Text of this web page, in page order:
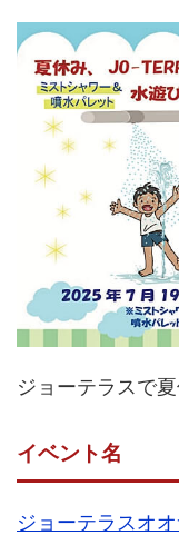
ジョーテラスで
イベント名
ジョーテラスオ